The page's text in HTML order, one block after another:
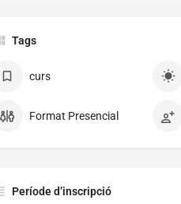
Tags
curs
Format Presencial
Període d’inscripció